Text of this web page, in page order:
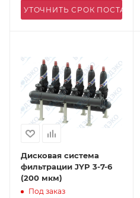
УТОЧНИТЬ СРОК ПОСТАВКИ
Дисковая система
фильтрации JYP 3-7-6
(200 мкм)
Под заказ